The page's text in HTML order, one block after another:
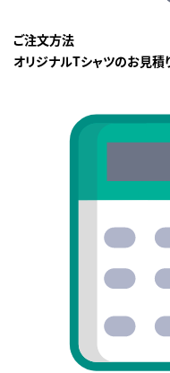
ご注文方法
オリジナルTシャツのお見積